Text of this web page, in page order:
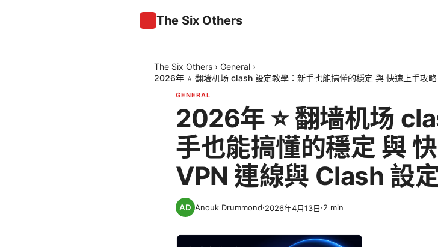
The Six Others
The Six Others › General ›
2026年 ⭐ 翻墙机场 clash 設定教學：新手也能搞懂的穩定 與 快速上手攻
GENERAL
2026年 ⭐ 翻墙机场
手也能搞懂的穩定 與
VPN 連線與 Clash 設
Anouk Drummond·2026年4月13日·2 min